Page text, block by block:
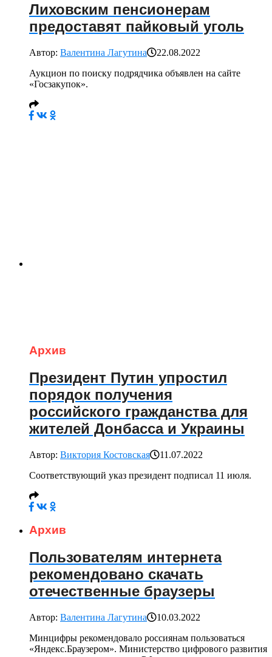
Лиховским пенсионерам
предоставят пайковый уголь
Автор: Валентина Лагутина
22.08.2022
Аукцион по поиску подрядчика объявлен на сайте
«Госзакупок».
Архив
Президент Путин упростил
порядок получения
российского гражданства для
жителей Донбасса и Украины
Автор: Виктория Костовская
11.07.2022
Соответствующий указ президент подписал 11 июля.
Архив
Пользователям интернета
рекомендовано скачать
отечественные браузеры
Автор: Валентина Лагутина
10.03.2022
Минцифры рекомендовало россиянам пользоваться
«Яндекс.Браузером». Министерство цифрового развития